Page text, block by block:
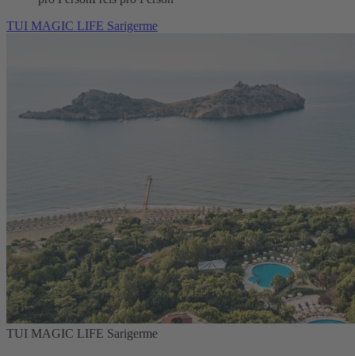
TUI MAGIC LIFE Sarigerme
TUI MAGIC LIFE Sarigerme